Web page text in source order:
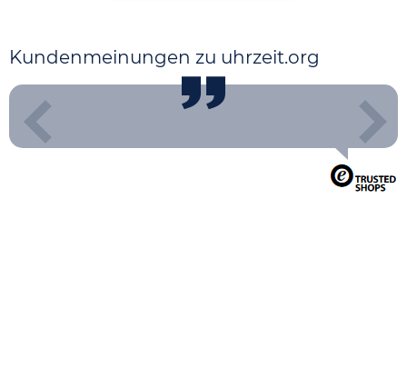
Kundenmeinungen zu uhrzeit.org